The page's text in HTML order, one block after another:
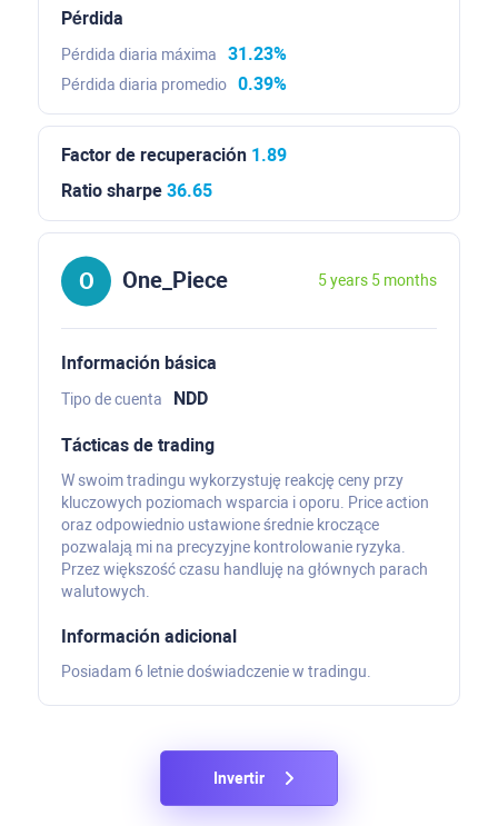
Pérdida
Pérdida diaria máxima 31.23%
Pérdida diaria promedio 0.39%
Factor de recuperación 1.89
Ratio sharpe 36.65
One_Piece 5 years 5 months
Información básica
Tipo de cuenta NDD
Tácticas de trading
W swoim tradingu wykorzystuję reakcję ceny przy
kluczowych poziomach wsparcia i oporu. Price action
oraz odpowiednio ustawione średnie kroczące
pozwalają mi na precyzyjne kontrolowanie ryzyka.
Przez większość czasu handluję na głównych parach
walutowych.
Información adicional
Posiadam 6 letnie doświadczenie w tradingu.
Invertir